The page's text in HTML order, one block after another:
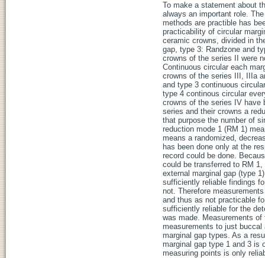
To make a statement about
always an important role.
methods are practible has
practicability of circular
ceramic crowns, divided in
gap, type 3: Randzone and
crowns of the series II were
Continuous circular each
crowns of the series III, IIIa
and type 3 continuous
type 4 continous circular
crowns of the series IV have
series and their crowns a
that purpose the number of
reduction mode 1 (RM 1)
means a randomized,
has been done only at the
record could be done.
could be transferred to RM
external marginal gap (type
sufficiently reliable findings
not. Therefore
and thus as not practicable
sufficiently reliable for the
was made. Measurements
measurements to just
marginal gap types. As a
marginal gap type 1 and 3 is
measuring points is only